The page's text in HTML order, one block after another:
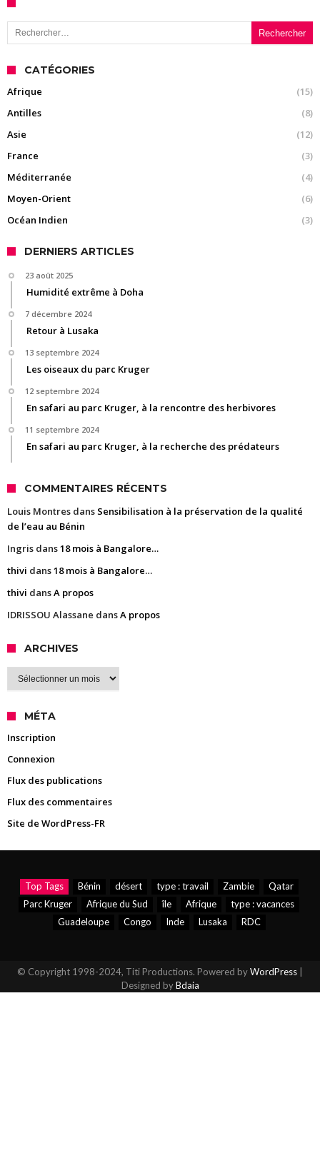
Rechercher :
CATÉGORIES
Afrique
(15)
Antilles
(8)
Asie
(12)
France
(3)
Méditerranée
(4)
Moyen-Orient
(6)
Océan Indien
(3)
DERNIERS ARTICLES
23 août 2025
Humidité extrême à Doha
7 décembre 2024
Retour à Lusaka
13 septembre 2024
Les oiseaux du parc Kruger
12 septembre 2024
En safari au parc Kruger, à la rencontre des herbivores
11 septembre 2024
En safari au parc Kruger, à la recherche des prédateurs
COMMENTAIRES RÉCENTS
Louis Montres dans Sensibilisation à la préservation de la qualité
de l’eau au Bénin
Ingris dans18 mois à Bangalore…
thivi dans18 mois à Bangalore…
thivi dansA propos
IDRISSOU Alassane dansA propos
ARCHIVES
Archives
MÉTA
Inscription
Connexion
Flux des publications
Flux des commentaires
Site de WordPress-FR
Top Tags Bénin désert type : travail Zambie
Qatar
Parc Kruger
Afrique du Sud île Afrique
type : vacances
Guadeloupe
Congo Inde Lusaka RDC
© Copyright 1998-2024, Titi Productions. Powered byWordPress
Designed byBdaia